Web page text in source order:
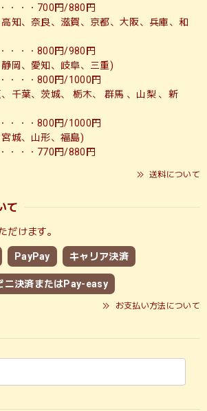
・・・700円/880円
知、奈良、滋賀、京都、大阪、兵庫、和
・・・800円/980円
岡、愛知、岐阜、三重)
・・・800円/1000円
千葉、茨城、 栃木、 群馬 、山梨 、新
・・・800円/1000円
城、山形、福島)
・・・770円/880円
送料について
て
だけます。
PayPay キャリア決済
ニ決済またはPay-easy
お支払い方法について